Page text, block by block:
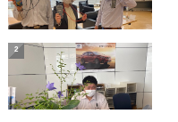
2